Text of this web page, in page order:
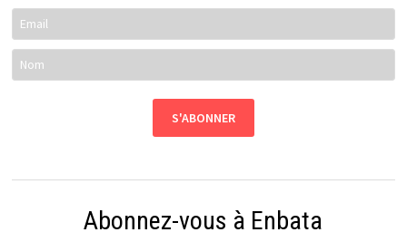
Abonnez-vous à Enbata